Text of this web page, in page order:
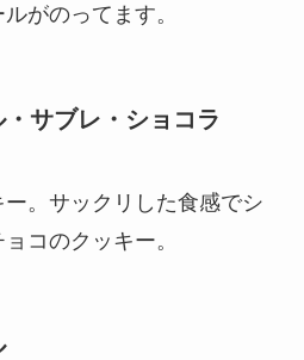
がのってます。
サブレ・ショコラ
。サックリした食感でシ
コのクッキー。